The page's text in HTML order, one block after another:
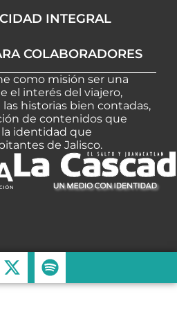
X
-
S
p
INTEGRAL
COLABORADORES
como misión ser una
el interés del viajero,
historias bien contadas,
de contenidos que
identidad que
de Jalisco.